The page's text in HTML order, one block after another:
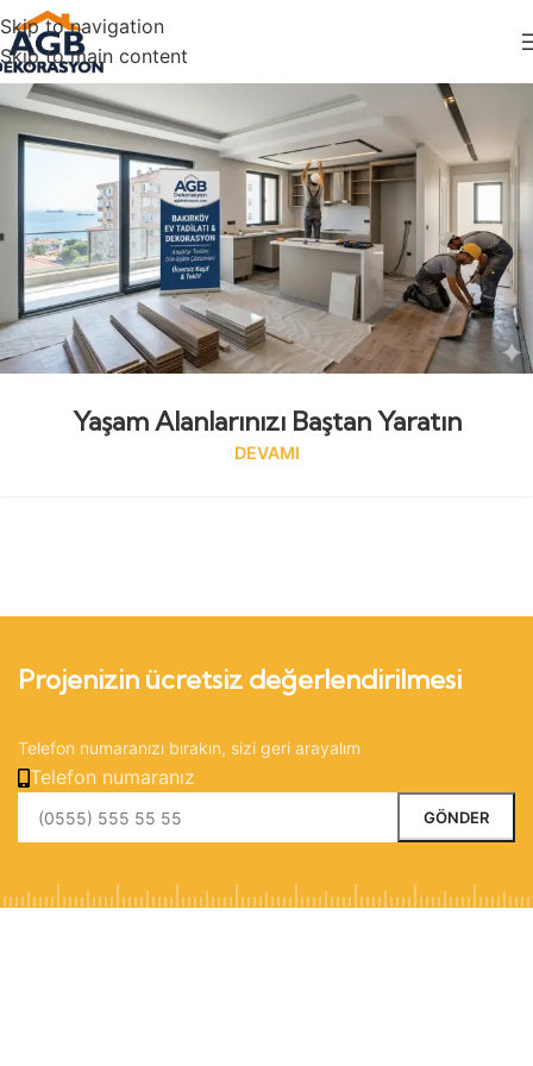
Skip to navigation
Skip to main content
Yaşam Alanlarınızı Baştan Yaratın
DEVAMI
Projenizin ücretsiz değerlendirilmesi
Telefon numaranızı bırakın, sizi geri arayalım
Telefon numaranız